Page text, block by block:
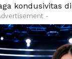
kondusivitas
-